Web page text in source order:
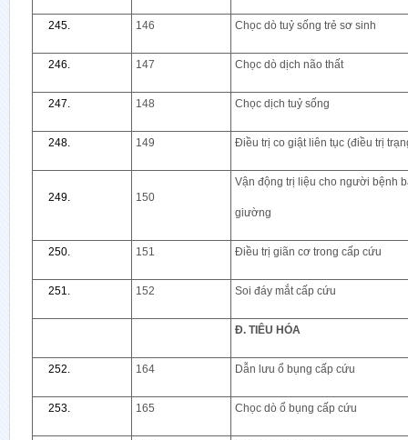
146 Chọc dò tuỷ sống trẻ sơ sinh
147 Chọc dò dịch não thất
148 Chọc dịch tuỷ sống
149 Điều trị co giật liên tục (điều trị
150
Vận động trị liệu cho người bệnh
giường
151 Điều trị giãn cơ trong cấp cứu
152 Soi đáy mắt cấp cứu
Đ. TIÊU HÓA
164 Dẫn lưu ổ bụng cấp cứu
165 Chọc dò ổ bụng cấp cứu